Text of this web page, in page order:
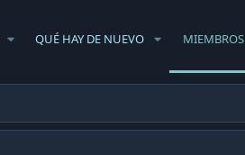
QUÉ HAY DE NUEVO MIEMBROS